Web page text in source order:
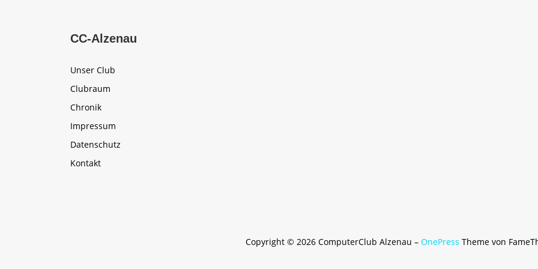
CC-Alzenau
Unser Club
Clubraum
Chronik
Impressum
Datenschutz
Kontakt
Copyright © 2026 ComputerClub Alzenau – OnePress Theme von